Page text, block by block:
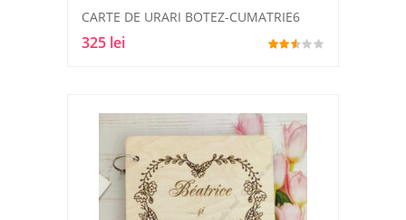
CARTE DE URARI BOTEZ-CUMATRIE6
325 lei